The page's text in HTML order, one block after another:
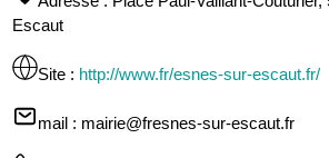
Escaut
Site : http://www.fr/esnes-sur-escaut.fr/
mail : mairie@fresnes-sur-escaut.fr